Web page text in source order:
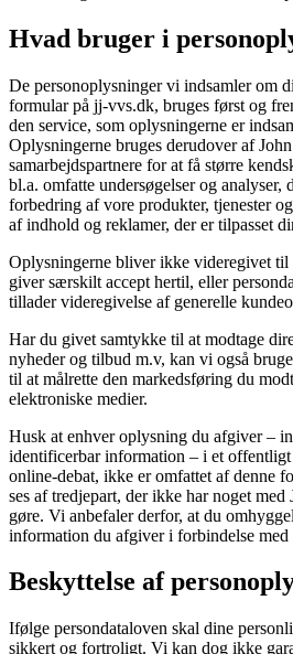
Hvad bruger i
De personoplysninger vi indsamler om
formular på jj-vvs.dk, bruges først og
den service, som oplysningerne er
Oplysningerne bruges derudover af
samarbejdspartnere for at få større
bl.a. omfatte undersøgelser og analyser,
forbedring af vore produkter, tjenester
af indhold og reklamer, der er tilpasset
Oplysningerne bliver ikke videregivet til
giver særskilt accept hertil, eller
tillader videregivelse af generelle
Har du givet samtykke til at modtage
nyheder og tilbud m.v, kan vi også
til at målrette den markedsføring du
elektroniske medier.
Husk at enhver oplysning du afgiver –
identificerbar information – i et
online-debat, ikke er omfattet af denne
ses af tredjepart, der ikke har noget
gøre. Vi anbefaler derfor, at du
information du afgiver i forbindelse med
Beskyttelse af
Ifølge persondataloven skal dine
sikkert og fortroligt. Vi kan dog ikke